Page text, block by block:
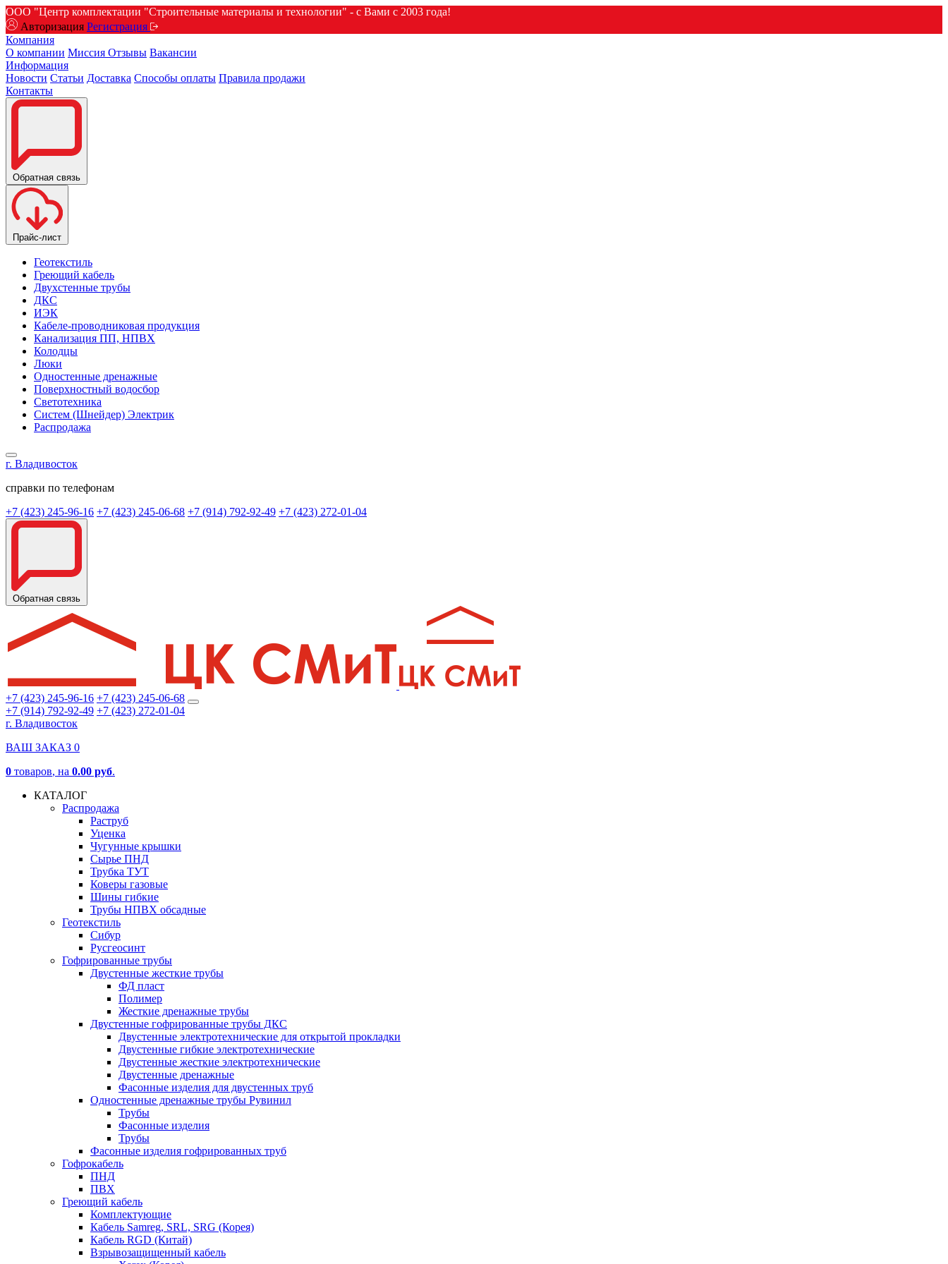
ООО "Центр комплектации "Строительные материалы и технологии" - с Вами с 2003 года!
Авторизация Регистрация
Компания
О компании Миссия Отзывы Вакансии
Информация
Новости Статьи Доставка Способы оплаты Правила продажи
Контакты
Обратная связь
Прайс-лист
Геотекстиль
Греющий кабель
Двухстенные трубы
ДКС
ИЭК
Кабеле-проводниковая продукция
Канализация ПП, НПВХ
Колодцы
Люки
Одностенные дренажные
Поверхностный водосбор
Светотехника
Систем (Шнейдер) Электрик
Распродажа
г. Владивосток
справки по телефонам
+7 (423) 245-96-16 +7 (423) 245-06-68 +7 (914) 792-92-49 +7 (423) 272-01-04
Обратная связь
+7 (423) 245-96-16 +7 (423) 245-06-68
+7 (914) 792-92-49 +7 (423) 272-01-04
г. Владивосток
ВАШ ЗАКАЗ 0
0 товаров, на 0.00 руб.
КАТАЛОГ
Распродажа
Раструб
Уценка
Чугунные крышки
Сырье ПНД
Трубка ТУТ
Коверы газовые
Шины гибкие
Трубы НПВХ обсадные
Геотекстиль
Сибур
Русгеосинт
Гофрированные трубы
Двустенные жесткие трубы
ФД пласт
Полимер
Жесткие дренажные трубы
Двустенные гофрированные трубы ДКС
Двустенные электротехнические для открытой прокладки
Двустенные гибкие электротехнические
Двустенные жесткие электротехнические
Двустенные дренажные
Фасонные изделия для двустенных труб
Одностенные дренажные трубы Рувинил
Трубы
Фасонные изделия
Трубы
Фасонные изделия гофрированных труб
Гофрокабель
ПНД
ПВХ
Греющий кабель
Комплектующие
Кабель Samreg, SRL, SRG (Корея)
Кабель RGD (Китай)
Взрывозащищенный кабель